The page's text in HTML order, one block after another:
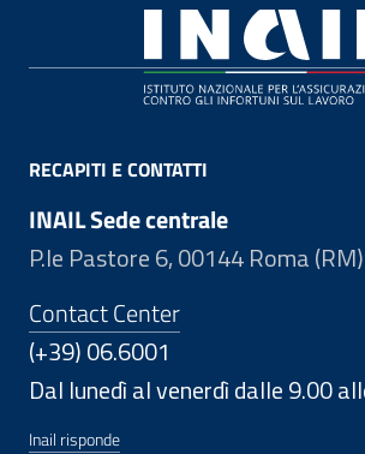
RECAPITI E CONTATTI
INAIL Sede centrale
P.le Pastore 6, 00144 Roma (RM)
Contact Center
(+39) 06.6001
Dal lunedì al venerdì dalle 9.00
Inail risponde